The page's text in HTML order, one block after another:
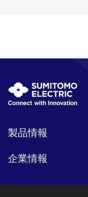
製品情報
企業情報